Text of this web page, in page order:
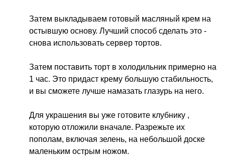
Затем выкладываем готовый масляный крем на
остывшую основу. Лучший способ сделать это -
снова использовать сервер тортов.
Затем поставить торт в холодильник примерно на
1 час. Это придаст крему большую стабильность,
и вы сможете лучше намазать глазурь на него.
Для украшения вы уже готовите клубнику ,
которую отложили вначале. Разрежьте их
пополам, включая зелень, на небольшой доске
маленьким острым ножом.